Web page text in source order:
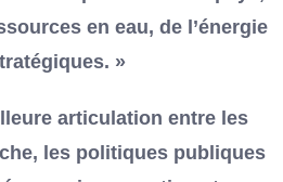
en eau, de l’énergie
»
articulation entre les
les politiques publiques